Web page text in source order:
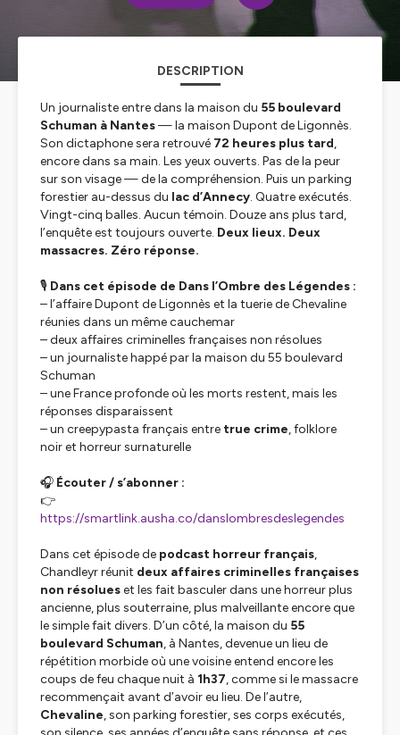
DESCRIPTION
Un journaliste entre dans la maison du 55 boulevard
Schuman à Nantes— la maison Dupont de Ligonnès.
Son dictaphone sera retrouvé 72 heures plus tard,
encore dans sa main. Les yeux ouverts. Pas de la peur
sur son visage — de la compréhension. Puis un parking
forestier au-dessus du lac d’Annecy. Quatre exécutés.
Vingt-cinq balles. Aucun témoin. Douze ans plus tard,
l’enquête est toujours ouverte. Deux lieux. Deux
massacres. Zéro réponse.
🎙️ Dans cet épisode de Dans l’Ombre des Légendes :
– l’affaire Dupont de Ligonnès et la tuerie de Chevaline
réunies dans un même cauchemar
– deux affaires criminelles françaises non résolues
– un journaliste happé par la maison du 55 boulevard
Schuman
– une France profonde où les morts restent, mais les
réponses disparaissent
– un creepypasta français entre true crime, folklore
noir et horreur surnaturelle
🎧 Écouter / s’abonner :
👉
https://smartlink.ausha.co/danslombresdeslegendes
Dans cet épisode de podcast horreur français,
Chandleyr réunit deux affaires criminelles françaises
non résolueset les fait basculer dans une horreur plus
ancienne, plus souterraine, plus malveillante encore que
le simple fait divers. D’un côté, la maison du 55
boulevard Schuman, à Nantes, devenue un lieu de
répétition morbide où une voisine entend encore les
coups de feu chaque nuit à 1h37, comme si le massacre
recommençait avant d’avoir eu lieu. De l’autre,
Chevaline, son parking forestier, ses corps exécutés,